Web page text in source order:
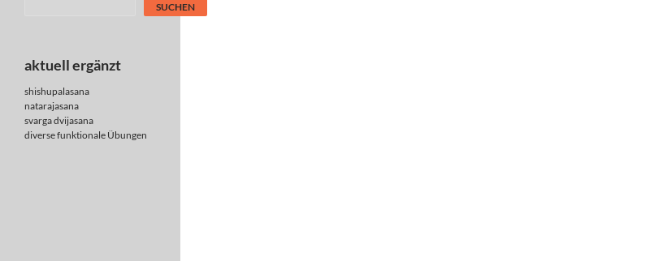
SUCHEN
aktuell ergänzt
shishupalasana
natarajasana
svarga dvijasana
diversefunktionale Übungen